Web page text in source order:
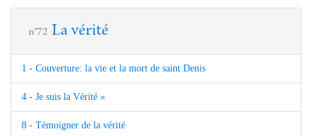
n°72 La vérité
1 - Couverture: la vie et la mort de saint Denis
4 - Je suis la Vérité »
8 - Témoigner de la vérité